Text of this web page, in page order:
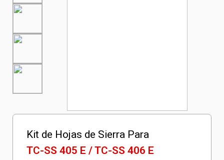
Kit de Hojas de Sierra Para
TC-SS 405 E / TC-SS 406 E